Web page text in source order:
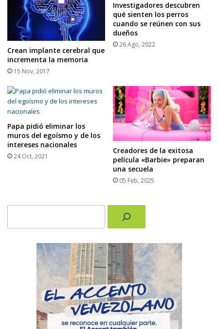
Crean implante cerebral que
incrementa la memoria
15 Nov, 2017
Investigadores descubren
qué sienten los perros
cuando se reúnen con sus
dueños
26 Ago, 2022
Papa pidió eliminar los
muros del egoísmo y de los
intereses nacionales
24 Oct, 2021
Creadores de la exitosa
película «Barbie» preparan
una secuela
05 Feb, 2025